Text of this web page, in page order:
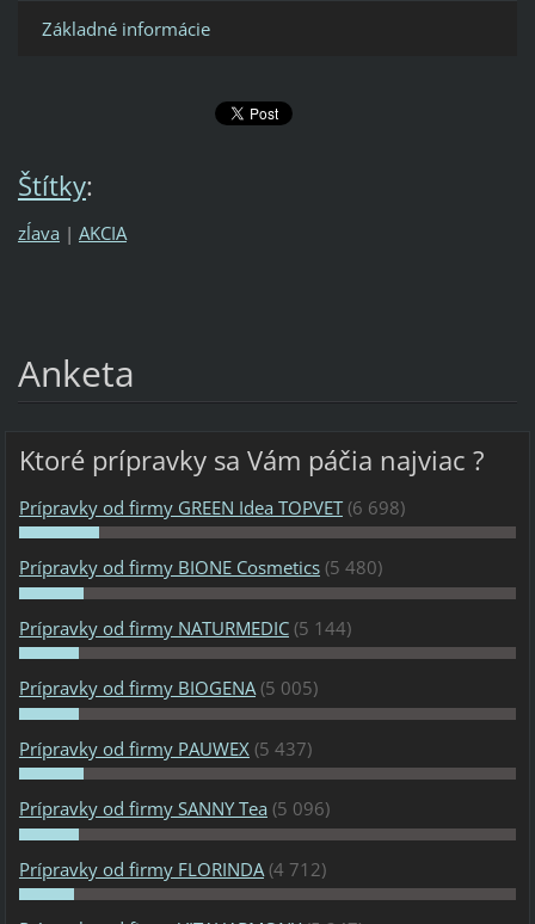
Základné informácie
Štítky:
zĺava | AKCIA
Anketa
Ktoré prípravky sa Vám páčia najviac ?
Prípravky od firmy GREEN Idea TOPVET (6 698)
Prípravky od firmy BIONE Cosmetics (5 480)
Prípravky od firmy NATURMEDIC (5 144)
Prípravky od firmy BIOGENA (5 005)
Prípravky od firmy PAUWEX (5 437)
Prípravky od firmy SANNY Tea (5 096)
Prípravky od firmy FLORINDA (4 712)